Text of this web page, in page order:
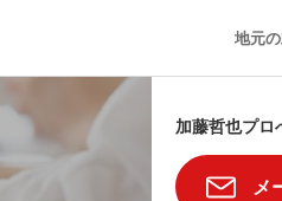
地元
加藤哲也プロ
メ